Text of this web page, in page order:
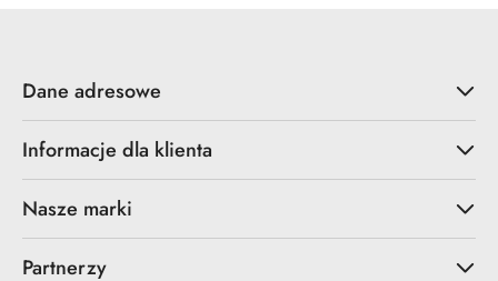
Dane adresowe
Informacje dla klienta
Nasze marki
Partnerzy